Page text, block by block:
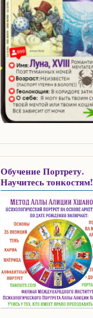
Обучение Портрету.
Научитесь тонкостям!